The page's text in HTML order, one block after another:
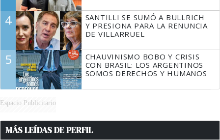
4
SANTILLI SE SUMÓ A BULLRICH
Y PRESIONA PARA LA RENUNCIA
DE VILLARRUEL
5
CHAUVINISMO BOBO Y CRISIS
CON BRASIL: LOS ARGENTINOS
SOMOS DERECHOS Y HUMANOS
Espacio Publicitario
MÁS LEÍDAS DE PERFIL